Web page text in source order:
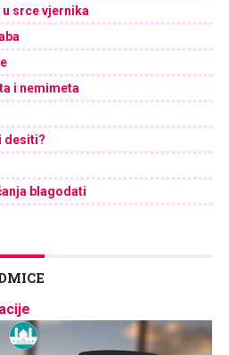
srce vjernika
i nemimeta
desiti?
blagodati